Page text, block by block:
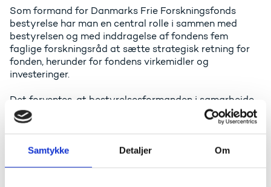
Samtykke Detaljer Om
Som formand for Danmarks Frie Forskningsfonds
bestyrelse har man en central rolle i sammen med
bestyrelsen og med inddragelse af fondens fem
faglige forskningsråd at sætte strategisk retning for
fonden, herunder for fondens virkemidler og
investeringer.
Det forventes, at bestyrelsesformanden i samarbejde
med den øvrige bestyrelse er i stand til både at udvikle
og arbejde med fondens strategier og politikker, sådan
at fondens formål løftes, og de betydelige offentlige
investeringer bidrager til at højne kvaliteten af dansk